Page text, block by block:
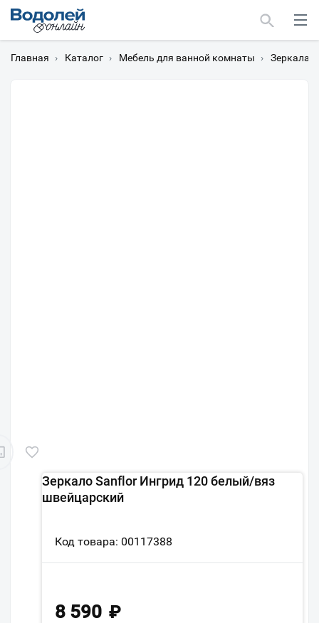
Главная › Каталог › Мебель для ванной комнаты › Зеркала
Зеркало Sanflor Ингрид 120 белый/вяз
швейцарский
Код товара: 00117388
8 590 ₽